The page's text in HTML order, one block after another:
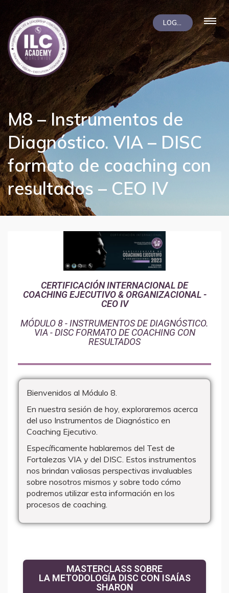
M8 – Instrumentos de
Diagnóstico. VIA – DISC
formato de coaching con
resultados – CEO IV
CERTIFICACIÓN INTERNACIONAL DE
COACHING EJECUTIVO & ORGANIZACIONAL -
CEO IV
MÓDULO 8 - INSTRUMENTOS DE DIAGNÓSTICO.
VIA - DISC FORMATO DE COACHING CON
RESULTADOS
Bienvenidos al Módulo 8.
En nuestra sesión de hoy, exploraremos acerca
del uso Instrumentos de Diagnóstico en
Coaching Ejecutivo.
Específicamente hablaremos del Test de
Fortalezas VIA y del DISC. Estos instrumentos
nos brindan valiosas perspectivas invaluables
sobre nosotros mismos y sobre todo cómo
podremos utilizar esta información en los
procesos de coaching.
MASTERCLASS SOBRE
LA METODOLOGÍA DISC CON ISAÍAS
SHARON